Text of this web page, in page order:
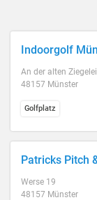
Indoorgolf
An der alten
48157 Münster
Golfplatz
Patricks Pitch
Werse 19
48157 Münster